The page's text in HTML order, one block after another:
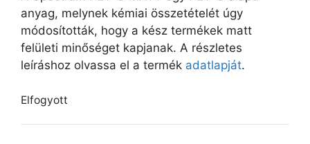
anyag, melynek kémiai összetételét úgy
módosították, hogy a kész termékek matt
felületi minőséget kapjanak. A részletes
leíráshoz olvassa el a termék adatlapját.
Elfogyott